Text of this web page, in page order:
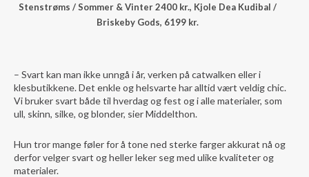
Stenstrøms / Sommer & Vinter 2400 kr., Kjole Dea Kudibal /
Briskeby Gods, 6199 kr.
– Svart kan man ikke unngå i år, verken på catwalken eller i
klesbutikkene. Det enkle og helsvarte har alltid vært veldig chic.
Vi bruker svart både til hverdag og fest og i alle materialer, som
ull, skinn, silke, og blonder, sier Middelthon.
Hun tror mange føler for å tone ned sterke farger akkurat nå og
derfor velger svart og heller leker seg med ulike kvaliteter og
materialer.